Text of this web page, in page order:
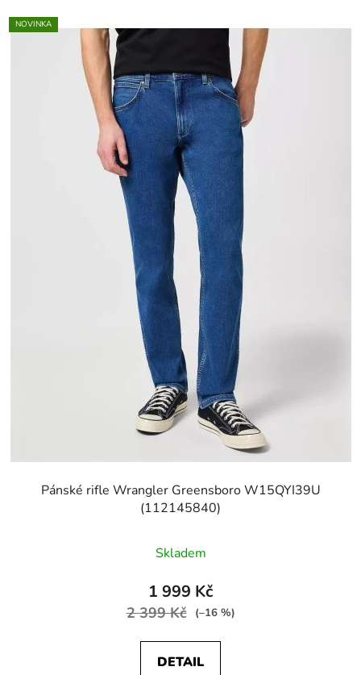
NOVINKA
Pánské rifle Wrangler Greensboro W15QYI39U
(112145840)
Skladem
1 999 Kč
2 399 Kč (–16 %)
DETAIL